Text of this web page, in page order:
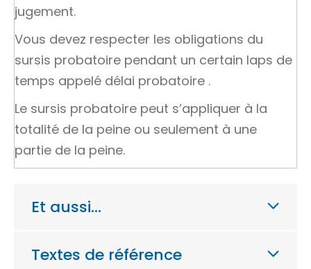
jugement.
Vous devez respecter les obligations du
sursis probatoire pendant un certain laps de
temps appelé délai probatoire .
Le sursis probatoire peut s’appliquer à la
totalité de la peine ou seulement à une
partie de la peine.
Et aussi…
Textes de référence